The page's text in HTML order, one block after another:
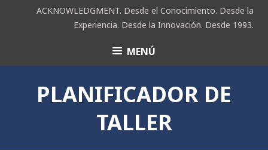
ACKNOWLEDGMENT. Desde el Conocimiento. Desde la
Experiencia. Desde la Innovación. Desde 1993.
ACK MENÚ
PLANIFICADOR DE
TALLER